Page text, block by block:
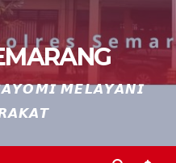
𝙈𝙀𝙇𝘼𝙔𝘼𝙉𝙄